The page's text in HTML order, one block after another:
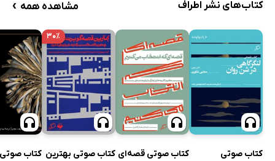
کتاب‌های نشر اطراف مشاهده همه ›
کتاب صوتی
کتاب صوتی قصه‌ای
۳۰٪
کتاب صوتی بهترین کتاب صوتی